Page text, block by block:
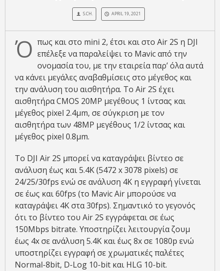
S.CH. APRIL 19, 2021
Ό πως και στο mini 2, έτσι και στο Air 2S η DJI
επέλεξε να παραλείψει το Mavic από την
ονομασία του, με την εταιρεία παρ’ όλα αυτά
να κάνει μεγάλες αναβαθμίσεις στο μέγεθος και
την ανάλυση του αισθητήρα. Το Air 2S έχει
αισθητήρα CMOS 20MP μεγέθους 1 ίντσας και
μέγεθος pixel 2.4μm, σε σύγκριση με τον
αισθητήρα των 48MP μεγέθους 1/2 ίντσας και
μέγεθος pixel 0.8μm.
Το DJI Air 2S μπορεί να καταγράψει βίντεο σε
ανάλυση έως και 5.4K (5472 x 3078 pixels) σε
24/25/30fps ενώ σε ανάλυση 4K η εγγραφή γίνεται
σε έως και 60fps (το Mavic Air μπορούσε να
καταγράψει 4K στα 30fps). Σημαντικό το γεγονός
ότι το βίντεο του Air 2S εγγράφεται σε έως
150Mbps bitrate. Υποστηρίζει λειτουργία ζουμ
έως 4x σε ανάλυση 5.4K και έως 8x σε 1080p ενώ
υποστηρίζει εγγραφή σε χρωματικές παλέτες
Normal-8bit, D-Log 10-bit και HLG 10-bit.